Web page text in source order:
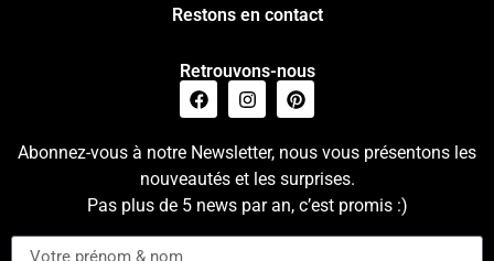
Restons en contact
Retrouvons-nous
Abonnez-vous à notre Newsletter, nous vous présentons les
nouveautés et les surprises.
Pas plus de 5 news par an, c’est promis :)